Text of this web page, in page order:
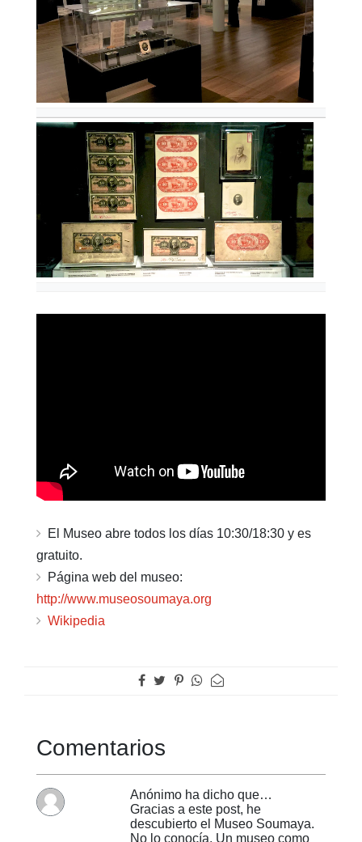
El Museo abre todos los días 10:30/18:30 y es
gratuito.
Página web del museo:
http://www.museosoumaya.org
Wikipedia
Comentarios
Anónimo ha dicho que…
Gracias a este post, he
descubierto el Museo Soumaya.
No lo conocía. Un museo como